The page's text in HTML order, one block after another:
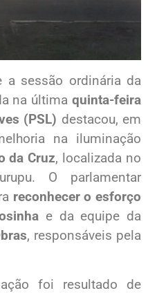
a sessão ordinária da
na última quinta-feira
(PSL) destacou, em
na iluminação
da Cruz, localizada no
O parlamentar
reconhecer o esforço
e da equipe da
, responsáveis pela
foi resultado de